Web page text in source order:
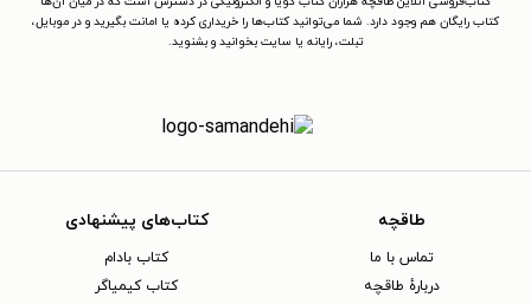
کتاب رایگان هم وجود دارد. شما می‌توانید کتاب‌ها را خریداری کرده یا امانت بگیرید و در موبایل،
تبلت، رایانه یا سایت بخوانید و بشنوید.
طاقچه
تماس با ما
دربارهٔ طاقچه
کتاب‌های پیشنهادی
کتاب بادام
کتاب کیمیاگر